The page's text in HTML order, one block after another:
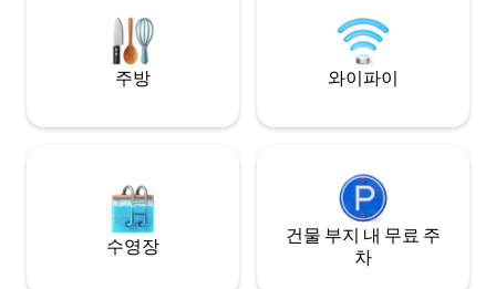
얼음이 안전할 때
니다.
주방 와이파이
수영장
건물 부지 내 무료 주
차